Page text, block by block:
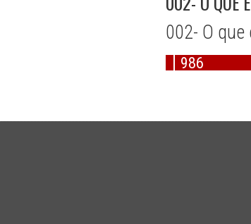
002- O
986